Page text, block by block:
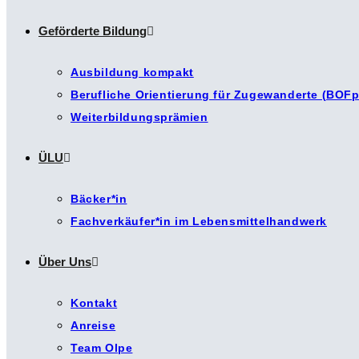
Geförderte Bildung
Ausbildung kompakt
Berufliche Orientierung für Zugewanderte
Weiterbildungsprämien
ÜLU
Bäcker*in
Fachverkäufer*in im Lebensmittelhandwerk
Über Uns
Kontakt
Anreise
Team Olpe